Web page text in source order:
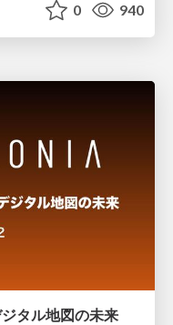
0 940
タル地図の未来